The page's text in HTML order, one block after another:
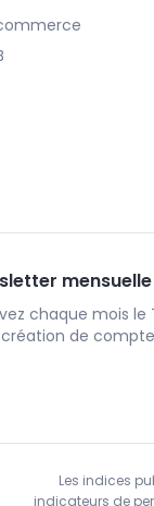
chaque mois le
création de
Les indices
indicateurs de